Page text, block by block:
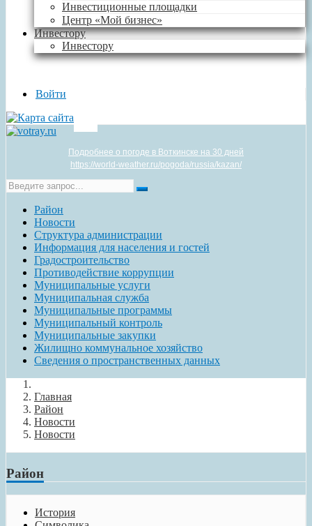
Инвестиционные площадки
Центр «Мой бизнес»
Инвестору
Инвестору
Войти
Подробнее о погоде в Воткинске на 30 дней
https://world-weather.ru/pogoda/russia/kazan/
Район
Новости
Структура администрации
Информация для населения и гостей
Градостроительство
Противодействие коррупции
Муниципальные услуги
Муниципальная служба
Муниципальные программы
Муниципальный контроль
Муниципальные закупки
Жилищно коммунальное хозяйство
Сведения о пространственных данных
Главная
Район
Новости
Новости
Район
История